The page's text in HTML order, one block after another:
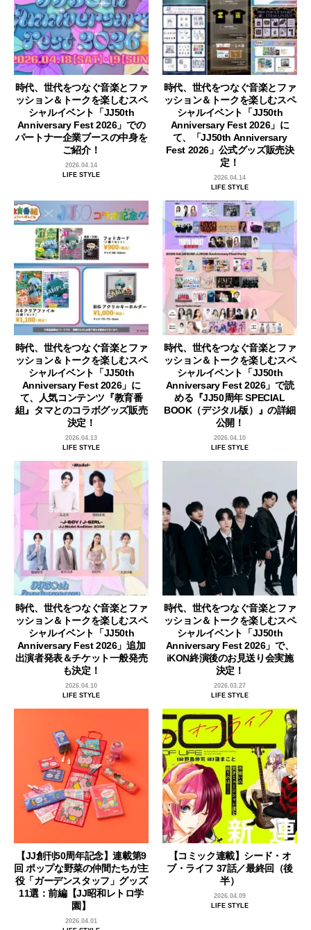
時代、世代をつなぐ音楽とファ
ッション＆トークを楽しむスペ
シャルイベント「JJ50th
Anniversary Fest 2026」での
パートナー企業ブースの中身を
ご紹介！
2026.04.14
LIFE STYLE
時代、世代をつなぐ音楽とファ
ッション＆トークを楽しむスペ
シャルイベント「JJ50th
Anniversary Fest 2026」に
て、「JJ50th Anniversary
Fest 2026」公式グッズ販売決
定！
2026.04.14
LIFE STYLE
時代、世代をつなぐ音楽とファ
ッション＆トークを楽しむスペ
シャルイベント「JJ50th
Anniversary Fest 2026」に
て、人気コンテンツ『教育番
組』タマとのコラボグッズ販売
決定！
2026.04.13
LIFE STYLE
時代、世代をつなぐ音楽とファ
ッション＆トークを楽しむスペ
シャルイベント「JJ50th
Anniversary Fest 2026」で読
める『JJ50周年 SPECIAL
BOOK（デジタル版）』の詳細
公開！
2026.04.10
LIFE STYLE
時代、世代をつなぐ音楽とファ
ッション＆トークを楽しむスペ
シャルイベント「JJ50th
Anniversary Fest 2026」追加
出演者発表＆チケット一般発売
も決定！
2026.04.10
LIFE STYLE
時代、世代をつなぐ音楽とファ
ッション＆トークを楽しむスペ
シャルイベント「JJ50th
Anniversary Fest 2026」で、
iKON終演後のお見送り会実施
決定！
2026.03.27
LIFE STYLE
【JJ創刊50周年記念】連載第9
回 ポップな野菜の仲間たちが主
役「ガーデンスタッフ」グッズ
11選：前編【JJ昭和レトロ学
園】
2026.04.01
【コミック連載】シード・オ
ブ・ライフ 37話／最終回（後
半）
2026.04.09
LIFE STYLE